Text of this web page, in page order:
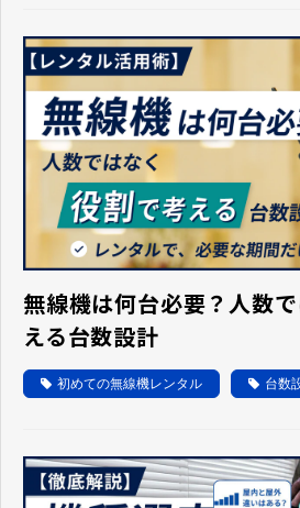
無線機は何台必要？人数
える台数設計
初めての無線機レンタル 台数